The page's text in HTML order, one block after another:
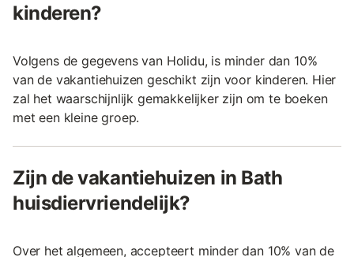
kinderen?
Volgens de gegevens van Holidu, is minder dan 10%
van de vakantiehuizen geschikt zijn voor kinderen. Hier
zal het waarschijnlijk gemakkelijker zijn om te boeken
met een kleine groep.
Zijn de vakantiehuizen in Bath
huisdiervriendelijk?
Over het algemeen, accepteert minder dan 10% van de